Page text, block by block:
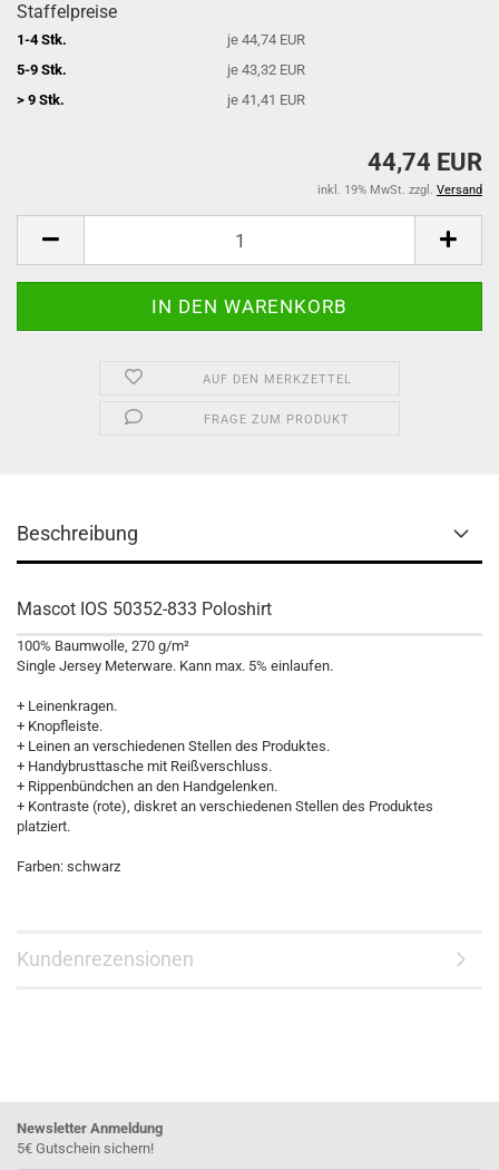
Staffelpreise
1-4 Stk.
je 44,74 EUR
5-9 Stk.
je 43,32 EUR
> 9 Stk.
je 41,41 EUR
44,74 EUR
inkl. 19% MwSt. zzgl. Versand
AUF DEN MERKZETTEL
FRAGE ZUM PRODUKT
Beschreibung
Mascot IOS 50352-833 Poloshirt
100% Baumwolle, 270 g/m²
Single Jersey Meterware. Kann max. 5% einlaufen.
+ Leinenkragen.
+ Knopfleiste.
+ Leinen an verschiedenen Stellen des Produktes.
+ Handybrusttasche mit Reißverschluss.
+ Rippenbündchen an den Handgelenken.
+ Kontraste (rote), diskret an verschiedenen Stellen des Produktes
platziert.
Farben: schwarz
Kundenrezensionen
Newsletter Anmeldung
5€ Gutschein sichern!